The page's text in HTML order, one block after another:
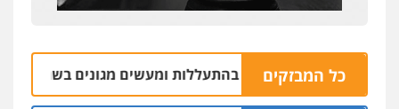
כל המבזקים
אליכין נאשם בהתעללות ומעשים מגונים בשתי פועלות